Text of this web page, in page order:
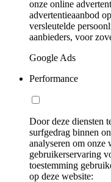
onze online
advertentieaanbod
versleutelde
aanbieders, voor
Google Ads
Performance
Door deze diensten
surfgedrag binnen
analyseren om onze
gebruikerservaring
toestemming
op deze website: